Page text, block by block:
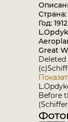
Год: 1912
Great
Before